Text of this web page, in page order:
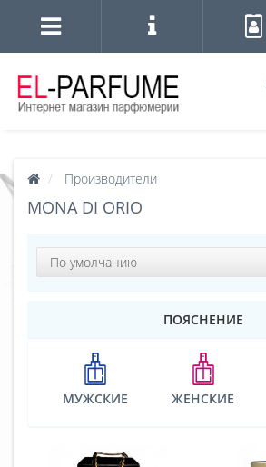
Производители
MONA DI ORIO
ПОЯСНЕНИЕ
МУЖСКИЕ ЖЕНСКИЕ